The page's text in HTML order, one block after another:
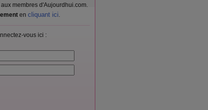
membres d'Aujourdhui.com.
en cliquant ici.
vous ici :